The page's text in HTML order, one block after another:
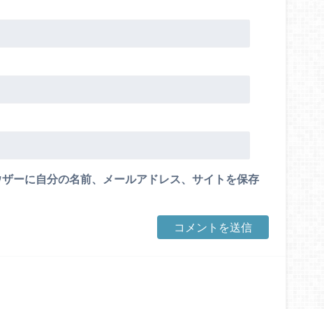
ーに自分の名前、メールアドレス、サイトを保存